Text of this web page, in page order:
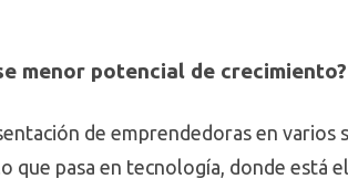
menor potencial de crecimiento?
de emprendedoras en
que pasa en tecnología, donde está